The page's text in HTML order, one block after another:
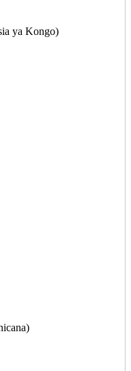
ya Kongo)